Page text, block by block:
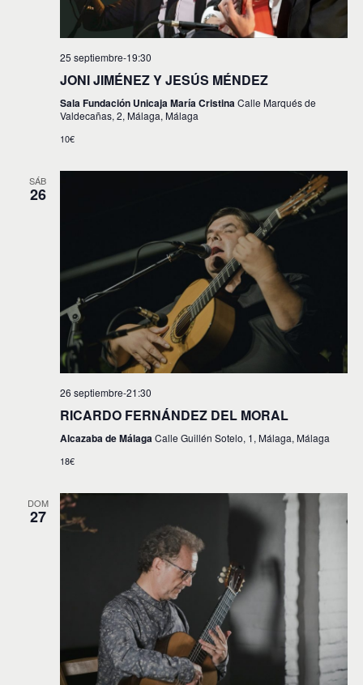
25 septiembre-19:30
JONI JIMÉNEZ Y JESÚS MÉNDEZ
Sala Fundación Unicaja María CristinaCalle Marqués de
Valdecañas, 2, Málaga, Málaga
10€
SÁB
26
26 septiembre-21:30
RICARDO FERNÁNDEZ DEL MORAL
Alcazaba de MálagaCalle Guillén Sotelo, 1, Málaga, Málaga
18€
DOM
27